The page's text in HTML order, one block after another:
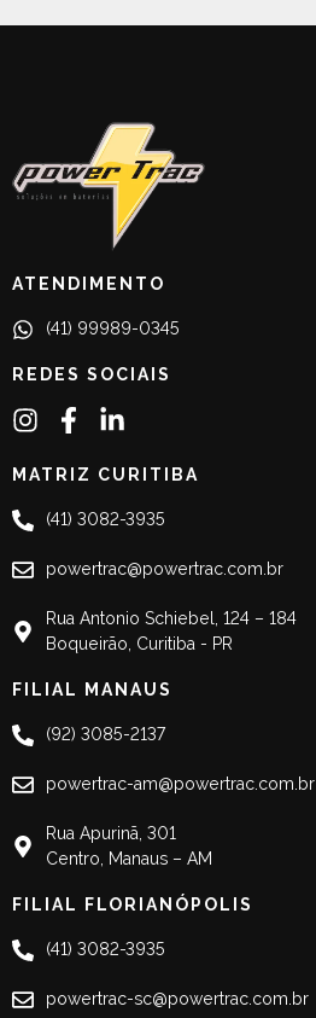
ATENDIMENTO
(41) 99989-0345
REDES SOCIAIS
MATRIZ CURITIBA
(41) 3082-3935
powertrac@powertrac.com.br
Rua Antonio Schiebel, 124 – 184
Boqueirão, Curitiba - PR
FILIAL MANAUS
(92) 3085-2137
powertrac-am@powertrac.com.br
Rua Apurinã, 301
Centro, Manaus – AM
FILIAL FLORIANÓPOLIS
(41) 3082-3935
powertrac-sc@powertrac.com.br